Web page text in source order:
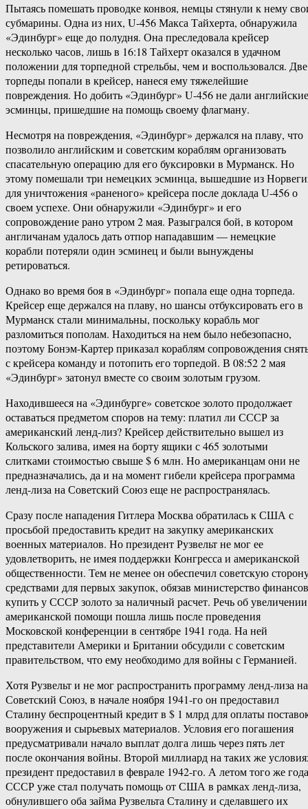
Пытаясь помешать проводке конвоя, немцы стянули к нему
субмарины. Одна из них, U-456 Макса Тайхерта, обнаружила
«Эдинбург» еще до полудня. Она преследовала крейсер
несколько часов, лишь в 16:18 Тайхерт оказался в удачном
положении для торпедной стрельбы, чем и воспользовался. Две
торпеды попали в крейсер, нанеся ему тяжелейшие
повреждения. Но добить «Эдинбург» U-456 не дали английские
эсминцы, пришедшие на помощь своему флагману.
Несмотря на повреждения, «Эдинбург» держался на плаву, что
позволило английским и советским кораблям организовать
спасательную операцию для его буксировки в Мурманск. Но
этому помешали три немецких эсминца, вышедшие из
для уничтожения «раненого» крейсера после доклада U-456 о
своем успехе. Они обнаружили «Эдинбург» и его
сопровождение рано утром 2 мая. Разыгрался бой, в котором
англичанам удалось дать отпор нападавшим — немецкие
корабли потеряли один эсминец и были вынуждены
ретироваться.
Однако во время боя в «Эдинбург» попала еще одна торпеда.
Крейсер еще держался на плаву, но шансы отбуксировать его в
Мурманск стали минимальны, поскольку корабль мог
разломиться пополам. Находиться на нем было небезопасно,
поэтому Бонэм-Картер приказал кораблям сопровождения
с крейсера команду и потопить его торпедой. В 08:52 2 мая
«Эдинбург» затонул вместе со своим золотым грузом.
Находившееся на «Эдинбурге» советское золото продолжает
оставаться предметом споров на тему: платил ли СССР за
американский ленд-лиз? Крейсер действительно вышел из
Кольского залива, имея на борту ящики с 465 золотыми
слитками стоимостью свыше $ 6 млн. Но американцам они не
предназначались, да и на момент гибели крейсера программа
ленд-лиза на Советский Союз еще не распространялась.
Сразу после нападения Гитлера Москва обратилась к США с
просьбой предоставить кредит на закупку американских
военных материалов. Но президент Рузвельт не мог ее
удовлетворить, не имея поддержки Конгресса и американской
общественности. Тем не менее он обеспечил советскую
средствами для первых закупок, обязав министерство финансов
купить у СССР золото за наличный расчет. Речь об увеличении
американской помощи пошла лишь после проведения
Московской конференции в сентябре 1941 года. На ней
представители Америки и Британии обсудили с советским
правительством, что ему необходимо для войны с Германией.
Хотя Рузвельт и не мог распространить программу ленд-лиза на
Советский Союз, в начале ноября 1941-го он предоставил
Сталину беспроцентный кредит в $ 1 млрд для оплаты
вооружения и сырьевых материалов. Условия его погашения
предусматривали начало выплат долга лишь через пять лет
после окончания войны. Второй миллиард на таких же
президент предоставил в феврале 1942-го. А летом того же года
СССР уже стал получать помощь от США в рамках ленд-лиза,
обнулившего оба займа Рузвельта Сталину и сделавшего их